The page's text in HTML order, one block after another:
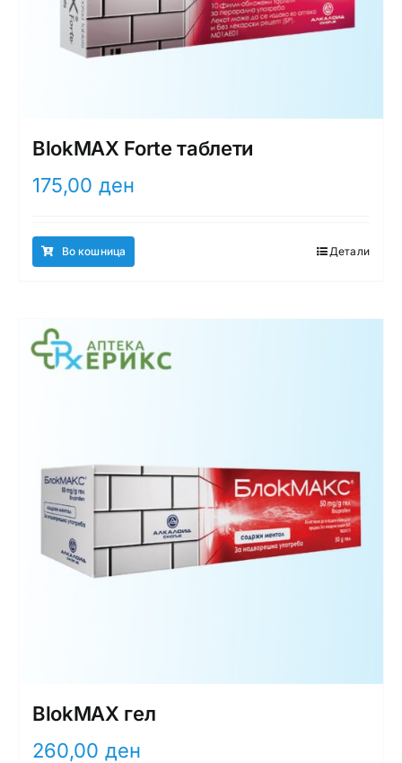
BlokMAX Forte таблети
175,00 ден
Во кошница Детали
BlokMAX гел
260,00 ден